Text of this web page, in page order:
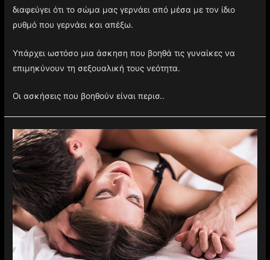
διαφεύγει ότι το σώμα μας γερνάει από μέσα με τον ίδιο
ρυθμό που γερνάει και απέξω.
Υπάρχει ωστόσο μια άσκηση που βοηθά τις γυναίκες να
επιμηκύνουν τη σεξουαλική τους νεότητα.
Οι ασκήσεις που βοηθούν είναι περισ..